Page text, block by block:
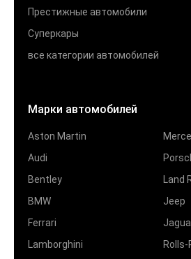
Престижные автомобили
Суперкары
все категории автомобилей
Марки автомобилей
Aston Martin
Audi
Bentley
BMW
Ferrari
Lamborghini
Land
Jeep
Rolls-